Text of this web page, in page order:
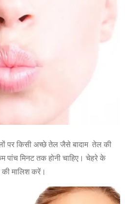
पर किसी अच्छे तेल जैसे बादाम तेल की
मिनट तक होनी चाहिए। चेहरे के
मालिश करें।